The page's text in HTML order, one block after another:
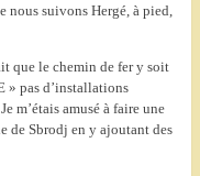
nous suivons Hergé, à pied,
que le chemin de fer y soit
» pas d’installations
m’étais amusé à faire une
de Sbrodj en y ajoutant des